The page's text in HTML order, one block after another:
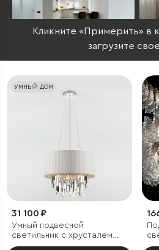
Кликните «Примерить» в
загрузите
УМНЫЙ ДОМ
31 100 ₽
Умный подвесной
светильник с хрусталем
Eurosvet Amantea 10122/6